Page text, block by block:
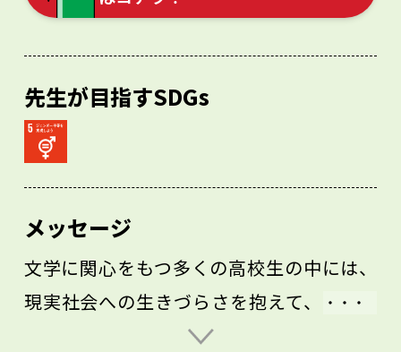
先生が目指すSDGs
メッセージ
文学に関心をもつ多くの高校生の中には、
現実社会への生きづらさを抱えて、その現
実から逃避したり、現実にはない居場所を